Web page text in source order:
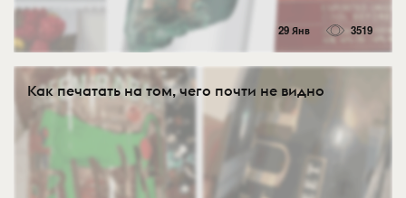
29 Янв 3519
Как печатать на том, чего почти не видно